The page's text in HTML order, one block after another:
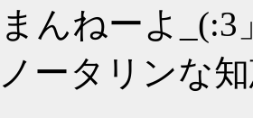
んねーよ_(:3
ータリンな